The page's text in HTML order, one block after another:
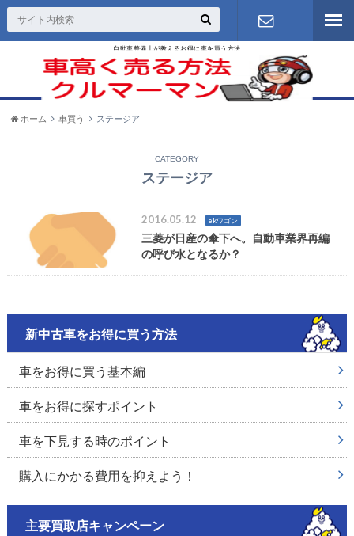
自動車整備士が教えるお得に車を買う方法
お問い合わ
せ
ホーム 車買う ステージア
CATEGORY
ステージア
2016.05.12 ekワゴン
三菱が日産の傘下へ。自動車業界再編
の呼び水となるか？
新中古車をお得に買う方法
車をお得に買う基本編
車をお得に探すポイント
車を下見する時のポイント
購入にかかる費用を抑えよう！
主要買取店キャンペーン